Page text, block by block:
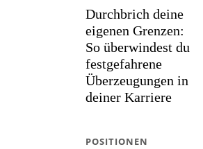
Durchbrich deine
eigenen Grenzen:
So überwindest du
festgefahrene
Überzeugungen in
deiner Karriere
POSITIONEN